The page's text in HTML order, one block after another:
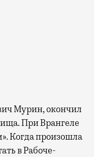
Мурин, окончил
При Врангеле
Когда произошла
в Рабоче-